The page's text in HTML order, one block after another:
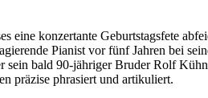
eine konzertante Geburtstagsfete
Pianist vor fünf Jahren bei
bald 90-jähriger Bruder Rolf
präzise phrasiert und artikuliert.